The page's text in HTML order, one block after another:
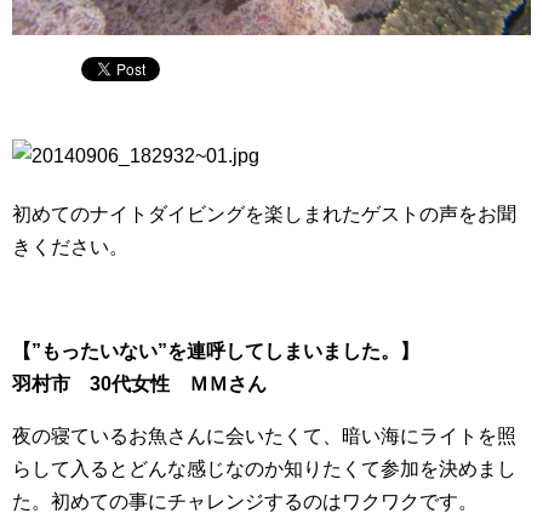
初めてのナイトダイビングを楽しまれたゲストの声をお聞
きください。
【”もったいない”を連呼してしまいました。】
羽村市 30代女性 ＭＭさん
夜の寝ているお魚さんに会いたくて、暗い海にライトを照
らして入るとどんな感じなのか知りたくて参加を決めまし
た。初めての事にチャレンジするのはワクワクです。